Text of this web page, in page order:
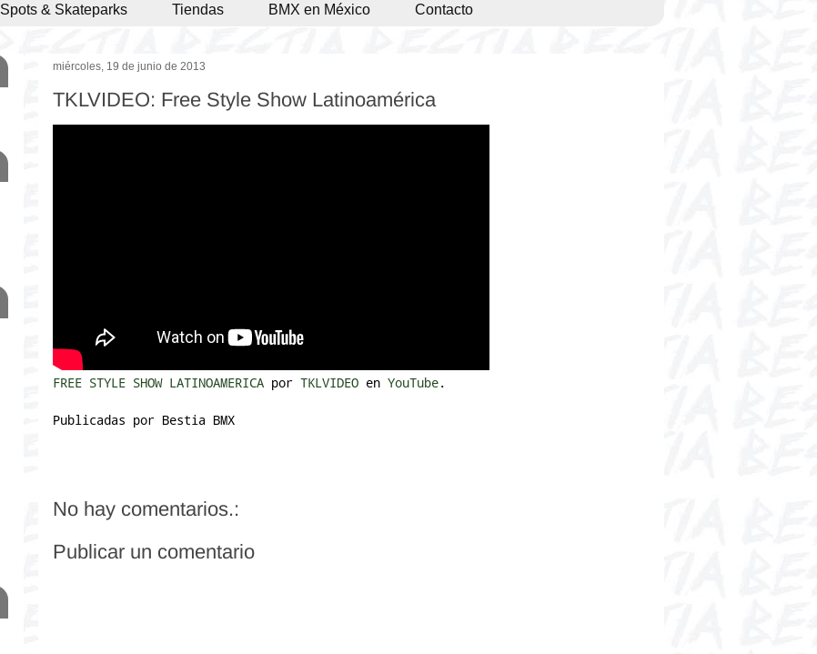
Spots & Skateparks Tiendas BMX en México Contacto
miércoles, 19 de junio de 2013
TKLVIDEO: Free Style Show Latinoamérica
FREE STYLE SHOW LATINOAMERICA por TKLVIDEO en YouTube.
Publicadas por Bestia BMX
No hay comentarios.:
Publicar un comentario